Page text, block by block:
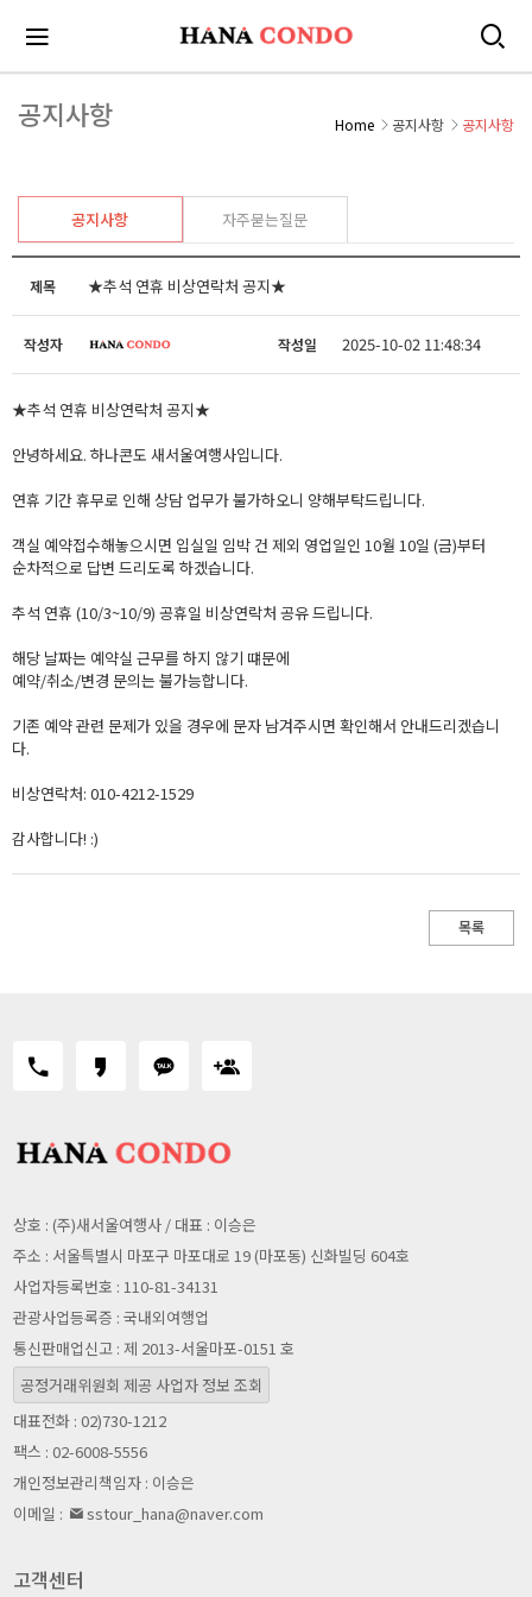
공지사항 Home 공지사항 공지사항
공지사항 자주묻는질문
제목 ★추석 연휴 비상연락처 공지★
작성자 작성일 2025-10-02 11:48:34
★추석 연휴 비상연락처 공지★
안녕하세요. 하나콘도 새서울여행사입니다.
연휴 기간 휴무로 인해 상담 업무가 불가하오니 양해부탁드립니다.
객실 예약접수해놓으시면 입실일 임박 건 제외 영업일인 10월 10일 (금)부터
순차적으로 답변 드리도록 하겠습니다.
추석 연휴 (10/3~10/9) 공휴일 비상연락처 공유 드립니다.
해당 날짜는 예약실 근무를 하지 않기 떄문에
예약/취소/변경 문의는 불가능합니다.
기존 예약 관련 문제가 있을 경우에 문자 남겨주시면 확인해서 안내드리겠습니
다.
비상연락처: 010-4212-1529
감사합니다! :)
목록
상호 : (주)새서울여행사 / 대표 : 이승은
주소 : 서울특별시 마포구 마포대로 19 (마포동) 신화빌딩 604호
사업자등록번호 : 110-81-34131
관광사업등록증 : 국내외여행업
통신판매업신고 : 제 2013-서울마포-0151 호
공정거래위원회 제공 사업자 정보 조회
대표전화 : 02)730-1212
팩스 : 02-6008-5556
개인정보관리책임자 : 이승은
이메일 :
sstour_hana@naver.com
고객센터